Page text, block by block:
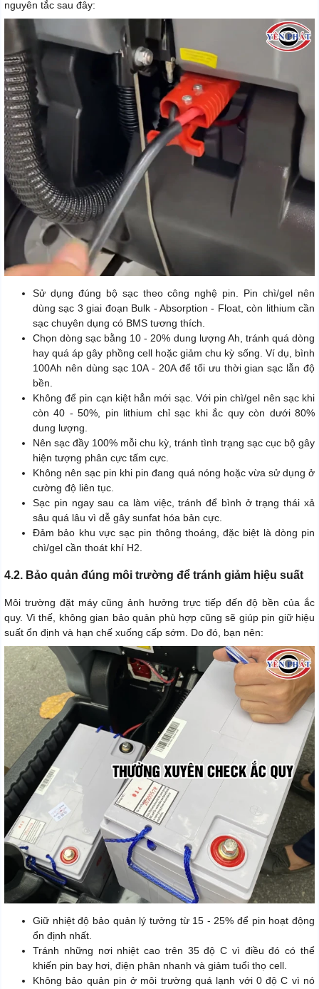
nguyên tắc sau đây:
Sử dụng đúng bộ sạc theo công nghệ pin. Pin chì/gel nên
dùng sạc 3 giai đoạn Bulk - Absorption - Float, còn lithium cần
sạc chuyên dụng có BMS tương thích.
Chọn dòng sạc bằng 10 - 20% dung lượng Ah, tránh quá dòng
hay quá áp gây phồng cell hoặc giảm chu kỳ sống. Ví dụ, bình
100Ah nên dùng sạc 10A - 20A để tối ưu thời gian sạc lẫn độ
bền.
Không để pin cạn kiệt hẳn mới sạc. Với pin chì/gel nên sạc khi
còn 40 - 50%, pin lithium chỉ sạc khi ắc quy còn dưới 80%
dung lượng.
Nên sạc đầy 100% mỗi chu kỳ, tránh tình trạng sạc cục bộ gây
hiện tượng phân cực tấm cực.
Không nên sạc pin khi pin đang quá nóng hoặc vừa sử dụng ở
cường độ liên tục.
Sạc pin ngay sau ca làm việc, tránh để bình ở trạng thái xả
sâu quá lâu vì dễ gây sunfat hóa bản cực.
Đảm bảo khu vực sạc pin thông thoáng, đặc biệt là dòng pin
chì/gel cần thoát khí H2.
4.2. Bảo quản đúng môi trường để tránh giảm hiệu suất
Môi trường đặt máy cũng ảnh hưởng trực tiếp đến độ bền của ắc
quy. Vì thế, không gian bảo quản phù hợp cũng sẽ giúp pin giữ hiệu
suất ổn định và hạn chế xuống cấp sớm. Do đó, bạn nên:
Giữ nhiệt độ bảo quản lý tưởng từ 15 - 25% để pin hoạt động
ổn định nhất.
Tránh những nơi nhiệt cao trên 35 độ C vì điều đó có thể
khiến pin bay hơi, điện phân nhanh và giảm tuổi thọ cell.
Không bảo quản pin ở môi trường quá lạnh với 0 độ C vì nó